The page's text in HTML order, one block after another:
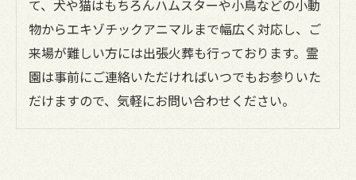
て、犬や猫はもちろんハムスターや小鳥などの小動
物からエキゾチックアニマルまで幅広く対応し、ご
来場が難しい方には出張火葬も行っております。霊
園は事前にご連絡いただければいつでもお参りいた
だけますので、気軽にお問い合わせください。